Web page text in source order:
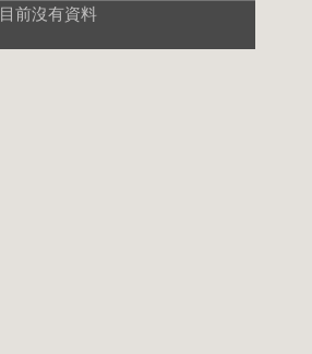
目前沒有資料